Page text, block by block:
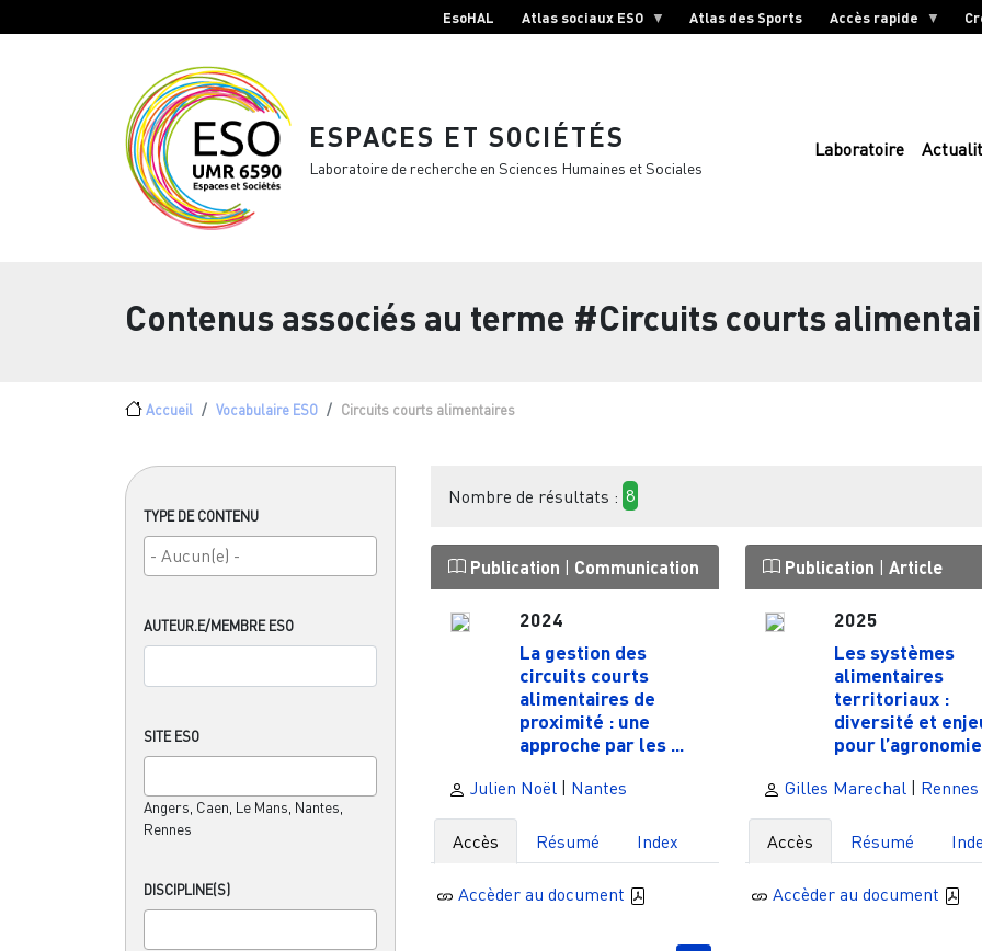
EsoHAL Atlas sociaux ESO Atlas des Sports Accès rapide
ESPACES ET SOCIÉTÉS
Laboratoire de recherche en Sciences Humaines et Sociales
Laboratoire
Contenus associés au terme #Circuits courts
Fil d'Ariane
Accueil Vocabulaire ESO Circuits courts alimentaires
TYPE DE CONTENU
AUTEUR.E/MEMBRE ESO
SITE ESO
Angers, Caen, Le Mans, Nantes,
Rennes
DISCIPLINE(S)
Nombre de résultats : 8
Publication | Communication
2024
La gestion des
circuits courts
alimentaires de
proximité : une
approche par les ...
Julien Noël | Nantes
Accès Résumé Index
Accèder au document
Publication | Article
2025
Les systèmes
alimentaires
territoriaux :
diversité et
pour
Gilles Marechal | Rennes
Accès Résumé
Accèder au document